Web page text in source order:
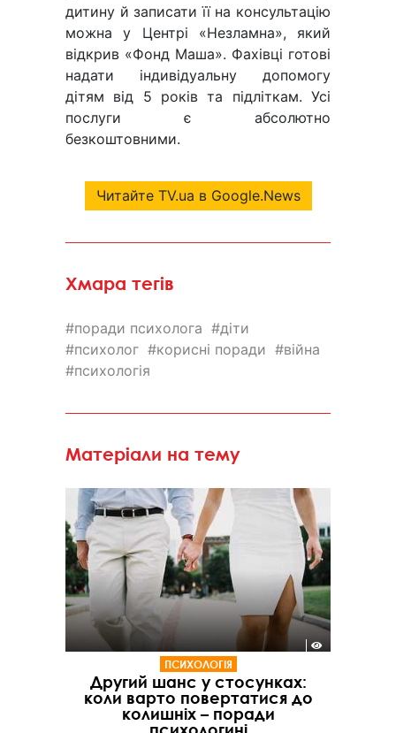
дитину й записати її на консультацію
можна у Центрі «Незламна», який
відкрив «Фонд Маша». Фахівці готові
надати індивідуальну допомогу
дітям від 5 років та підліткам. Усі
послуги є абсолютно
безкоштовними.
Читайте TV.ua в Google.News
Хмара тегів
поради психолога
діти
психолог
корисні поради
війна
психологія
Матеріали на тему
ПСИХОЛОГІЯ
Другий шанс у стосунках:
коли варто повертатися до
колишніх – поради